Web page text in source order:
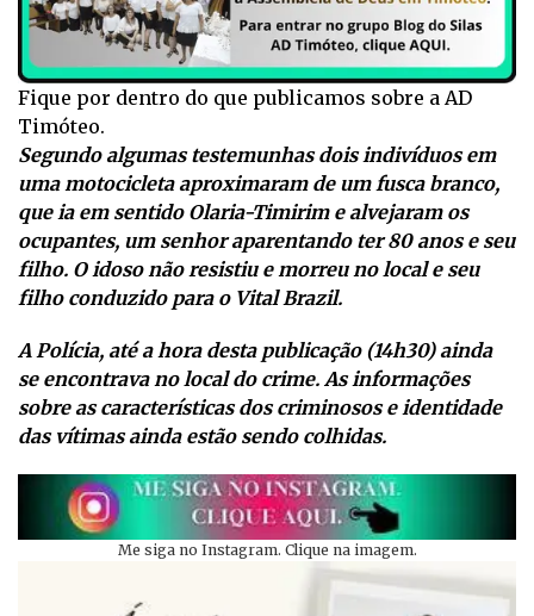
Fique por dentro do que publicamos sobre a AD
Timóteo.
Segundo algumas testemunhas dois indivíduos em
uma motocicleta aproximaram de um fusca branco,
que ia em sentido Olaria-Timirim e alvejaram os
ocupantes, um senhor aparentando ter 80 anos e seu
filho. O idoso não resistiu e morreu no local e seu
filho conduzido para o Vital Brazil.
A Polícia, até a hora desta publicação (14h30) ainda
se encontrava no local do crime. As informações
sobre as características dos criminosos e identidade
das vítimas ainda estão sendo colhidas.
Me siga no Instagram. Clique na imagem.